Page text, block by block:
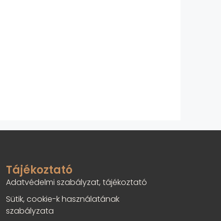
Tájékoztató
Adatvédelmi szabályzat, tájékoztató
Sütik, cookie-k használatának
szabályzata